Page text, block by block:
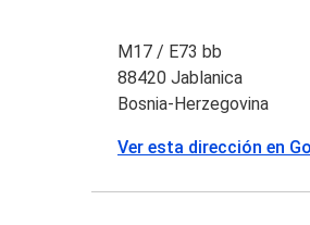
M17 / E73 bb
88420 Jablanica
Bosnia-Herzegovina
Ver esta dirección en